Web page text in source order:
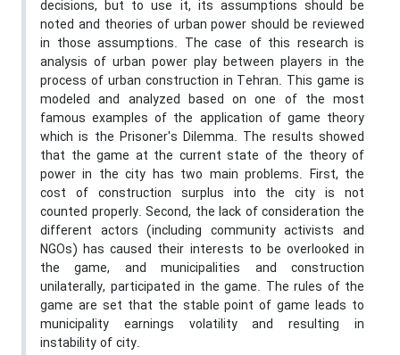
decisions, but to use it, its assumptions should be
noted and theories of urban power should be reviewed
in those assumptions. The case of this research is
analysis of urban power play between players in the
process of urban construction in Tehran. This game is
modeled and analyzed based on one of the most
famous examples of the application of game theory
which is the Prisoner's Dilemma. The results showed
that the game at the current state of the theory of
power in the city has two main problems. First, the
cost of construction surplus into the city is not
counted properly. Second, the lack of consideration the
different actors (including community activists and
NGOs) has caused their interests to be overlooked in
the game, and municipalities and construction
unilaterally, participated in the game. The rules of the
game are set that the stable point of game leads to
municipality earnings volatility and resulting in
instability of city.